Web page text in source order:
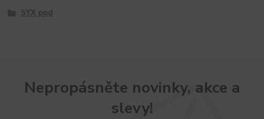
SYX pod
Nepropásněte novinky, akce a
slevy!